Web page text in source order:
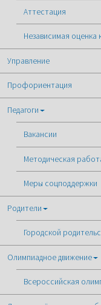
Аттестация
Независимая оценка
Управление
Профориентация
Педагоги
Вакансии
Методическая
Меры соцподдержки
Родители
Городской
Олимпиадное движение
Всероссийская